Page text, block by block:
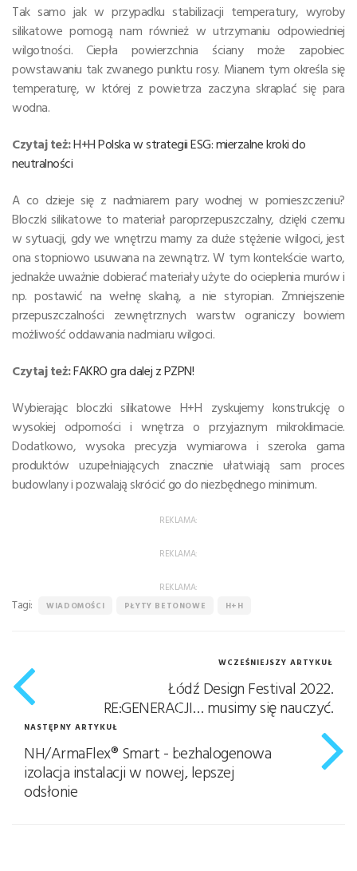
Tak samo jak w przypadku stabilizacji temperatury, wyroby
silikatowe pomogą nam również w utrzymaniu odpowiedniej
wilgotności. Ciepła powierzchnia ściany może zapobiec
powstawaniu tak zwanego punktu rosy. Mianem tym określa się
temperaturę, w której z powietrza zaczyna skraplać się para
wodna.
Czytaj też:H+H Polska w strategii ESG: mierzalne kroki do
neutralności
A co dzieje się z nadmiarem pary wodnej w pomieszczeniu?
Bloczki silikatowe to materiał paroprzepuszczalny, dzięki czemu
w sytuacji, gdy we wnętrzu mamy za duże stężenie wilgoci, jest
ona stopniowo usuwana na zewnątrz. W tym kontekście warto,
jednakże uważnie dobierać materiały użyte do ocieplenia murów i
np. postawić na wełnę skalną, a nie styropian. Zmniejszenie
przepuszczalności zewnętrznych warstw ograniczy bowiem
możliwość oddawania nadmiaru wilgoci.
Czytaj też:FAKRO gra dalej z PZPN!
Wybierając bloczki silikatowe H+H zyskujemy konstrukcję o
wysokiej odporności i wnętrza o przyjaznym mikroklimacie.
Dodatkowo, wysoka precyzja wymiarowa i szeroka gama
produktów uzupełniających znacznie ułatwiają sam proces
budowlany i pozwalają skrócić go do niezbędnego minimum.
REKLAMA:
REKLAMA:
REKLAMA:
Tagi: WIADOMOŚCI PŁYTY BETONOWE H+H
WCZEŚNIEJSZY ARTYKUŁ
Łódź Design Festival 2022.
RE:GENERACJI… musimy się nauczyć.
NASTĘPNY ARTYKUŁ
NH/ArmaFlex® Smart - bezhalogenowa
izolacja instalacji w nowej, lepszej
odsłonie